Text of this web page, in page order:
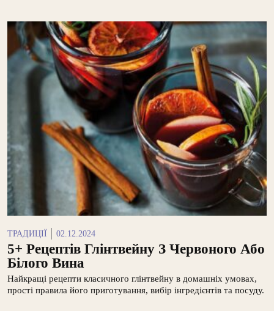
ТРАДИЦІЇ 02.12.2024
5+ Рецептів Глінтвейну З Червоного Або
Білого Вина
Найкращі рецепти класичного глінтвейну в домашніх умовах,
прості правила його приготування, вибір інгредієнтів та посуду.